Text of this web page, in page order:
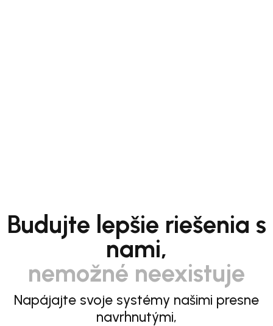
Budujte lepšie riešenia s
nami,
nemožné neexistuje
Napájajte svoje systémy našimi presne
navrhnutými,